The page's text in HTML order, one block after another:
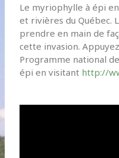
Le myriophylle à épi
et rivières du Québec.
prendre en main de
cette invasion.
Programme national
épi en visitant http://